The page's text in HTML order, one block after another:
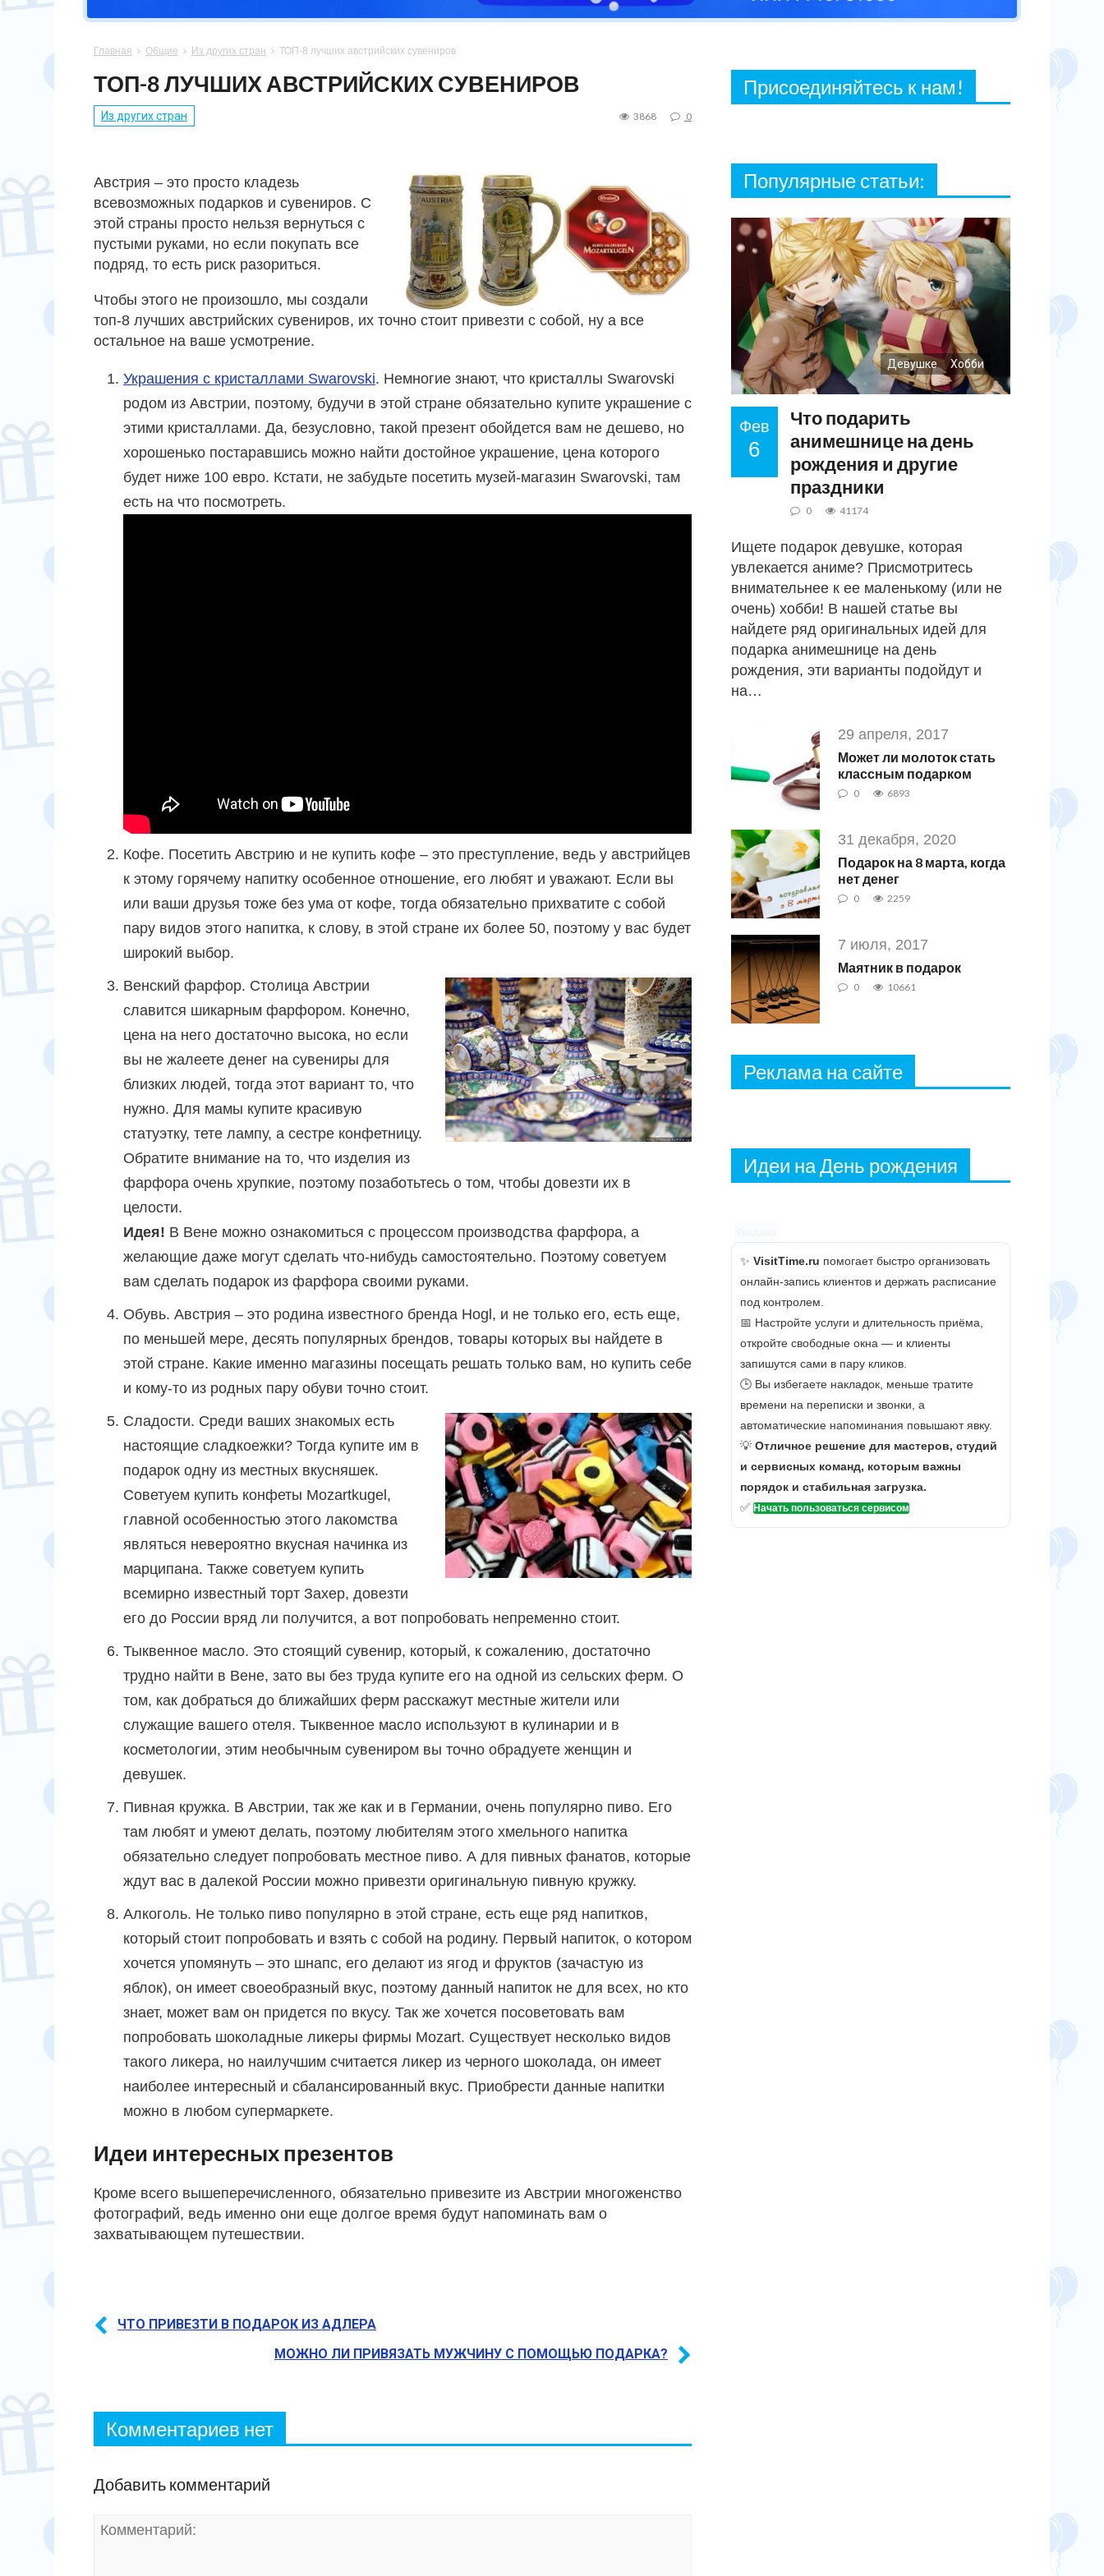
СПОРТСМЕНУ
27 ФЕВРАЛЯ, 2021
МАМЕ
ПОДРУГЕ
ПАПЕ
СЫНУ
ПАСХА
ЮБИЛЕЙ
Главная  Общие  Из других стран  ТОП-8 лучших австрийских сувениров
ТОП-8 ЛУЧШИХ АВСТРИЙСКИХ СУВЕНИРОВ
Из других стран 3868 0
Австрия – это просто кладезь
всевозможных подарков и сувениров. С
этой страны просто нельзя вернуться с
пустыми руками, но если покупать все
подряд, то есть риск разориться.
Чтобы этого не произошло, мы создали
топ-8 лучших австрийских сувениров, их точно стоит привезти с собой, ну а все
остальное на ваше усмотрение.
Украшения с кристаллами Swarovski. Немногие знают, что кристаллы Swarovski
родом из Австрии, поэтому, будучи в этой стране обязательно купите украшение с
этими кристаллами. Да, безусловно, такой презент обойдется вам не дешево, но
хорошенько постаравшись можно найти достойное украшение, цена которого
будет ниже 100 евро. Кстати, не забудьте посетить музей-магазин Swarovski, там
есть на что посмотреть.
Кофе. Посетить Австрию и не купить кофе – это преступление, ведь у австрийцев
к этому горячему напитку особенное отношение, его любят и уважают. Если вы
или ваши друзья тоже без ума от кофе, тогда обязательно прихватите с собой
пару видов этого напитка, к слову, в этой стране их более 50, поэтому у вас будет
широкий выбор.
Венский фарфор. Столица Австрии
славится шикарным фарфором. Конечно,
цена на него достаточно высока, но если
вы не жалеете денег на сувениры для
близких людей, тогда этот вариант то, что
нужно. Для мамы купите красивую
статуэтку, тете лампу, а сестре конфетницу.
Обратите внимание на то, что изделия из
фарфора очень хрупкие, поэтому позаботьтесь о том, чтобы довезти их в
целости.
Идея! В Вене можно ознакомиться с процессом производства фарфора, а
желающие даже могут сделать что-нибудь самостоятельно. Поэтому советуем
вам сделать подарок из фарфора своими руками.
Обувь. Австрия – это родина известного бренда Hogl, и не только его, есть еще,
по меньшей мере, десять популярных брендов, товары которых вы найдете в
этой стране. Какие именно магазины посещать решать только вам, но купить себе
и кому-то из родных пару обуви точно стоит.
Сладости. Среди ваших знакомых есть
настоящие сладкоежки? Тогда купите им в
подарок одну из местных вкусняшек.
Советуем купить конфеты Mozartkugel,
главной особенностью этого лакомства
являться невероятно вкусная начинка из
марципана. Также советуем купить
всемирно известный торт Захер, довезти
его до России вряд ли получится, а вот попробовать непременно стоит.
Тыквенное масло. Это стоящий сувенир, который, к сожалению, достаточно
трудно найти в Вене, зато вы без труда купите его на одной из сельских ферм. О
том, как добраться до ближайших ферм расскажут местные жители или
служащие вашего отеля. Тыквенное масло используют в кулинарии и в
косметологии, этим необычным сувениром вы точно обрадуете женщин и
девушек.
Пивная кружка. В Австрии, так же как и в Германии, очень популярно пиво. Его
там любят и умеют делать, поэтому любителям этого хмельного напитка
обязательно следует попробовать местное пиво. А для пивных фанатов, которые
ждут вас в далекой России можно привезти оригинальную пивную кружку.
Алкоголь. Не только пиво популярно в этой стране, есть еще ряд напитков,
который стоит попробовать и взять с собой на родину. Первый напиток, о котором
хочется упомянуть – это шнапс, его делают из ягод и фруктов (зачастую из
яблок), он имеет своеобразный вкус, поэтому данный напиток не для всех, но кто
знает, может вам он придется по вкусу. Так же хочется посоветовать вам
попробовать шоколадные ликеры фирмы Mozart. Существует несколько видов
такого ликера, но наилучшим считается ликер из черного шоколада, он имеет
наиболее интересный и сбалансированный вкус. Приобрести данные напитки
можно в любом супермаркете.
Идеи интересных презентов
Кроме всего вышеперечисленного, обязательно привезите из Австрии многоженство
фотографий, ведь именно они еще долгое время будут напоминать вам о
захватывающем путешествии.
ЧТО ПРИВЕЗТИ В ПОДАРОК ИЗ АДЛЕРА
МОЖНО ЛИ ПРИВЯЗАТЬ МУЖЧИНУ С ПОМОЩЬЮ ПОДАРКА?
Комментариев нет
Добавить комментарий
Присоединяйтесь к нам!
Популярные статьи:
Девушке Хобби
Фев
6
Что подарить
анимешнице на день
рождения и другие
праздники
0 41174
Ищете подарок девушке, которая
увлекается аниме? Присмотритесь
внимательнее к ее маленькому (или не
очень) хобби! В нашей статье вы
найдете ряд оригинальных идей для
подарка анимешнице на день
рождения, эти варианты подойдут и
на…
29 апреля, 2017
Может ли молоток стать
классным подарком
0 6893
31 декабря, 2020
Подарок на 8 марта, когда
нет денег
0 2259
7 июля, 2017
Маятник в подарок
0 10661
Реклама на сайте
Идеи на День рождения
✨ VisitTime.ru помогает быстро организовать
онлайн-запись клиентов и держать расписание
под контролем.
📅 Настройте услуги и длительность приёма,
откройте свободные окна — и клиенты
запишутся сами в пару кликов.
🕒 Вы избегаете накладок, меньше тратите
времени на переписки и звонки, а
автоматические напоминания повышают явку.
💡 Отличное решение для мастеров, студий
и сервисных команд, которым важны
порядок и стабильная загрузка.
✅ Начать пользоваться сервисом